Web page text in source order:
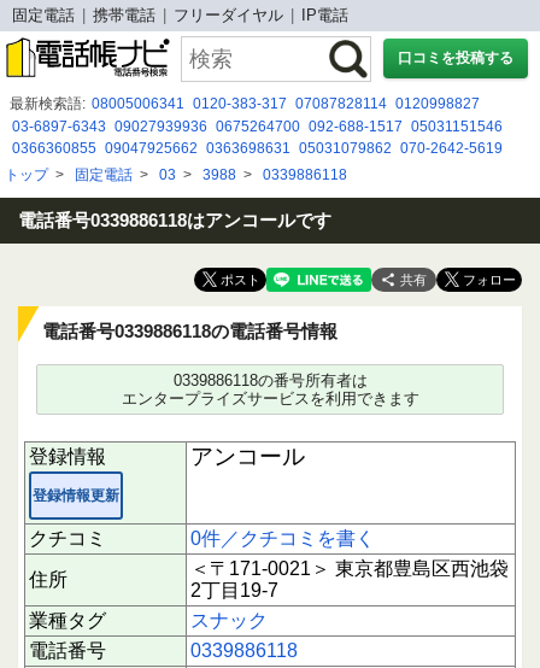
固定電話 携帯電話 フリーダイヤル IP電話
口コミを投稿する
最新検索語: 08005006341 0120-383-317 07087828114 0120998827
03-6897-6343 09027939936 0675264700 092-688-1517 05031151546
0366360855 09047925662 0363698631 05031079862 070-2642-5619
08070224557
07043905245 ０１２０２７４４５３
0120197319 08062805259 0120881724 08080884676 0120966073
048 633 0360 ０３６６２８２７００
トップ> 固定電話 > 03 > 3988 > 0339886118
電話番号0339886118はアンコールです
共有
電話番号0339886118の電話番号情報
0339886118の番号所有者は
エンタープライズサービスを利用できます
登録情報
登録情報更新
アンコール
クチコミ
0件／クチコミを書く
住所
＜〒171-0021＞ 東京都豊島区西池袋
2丁目19-7
業種タグ
スナック
電話番号
0339886118